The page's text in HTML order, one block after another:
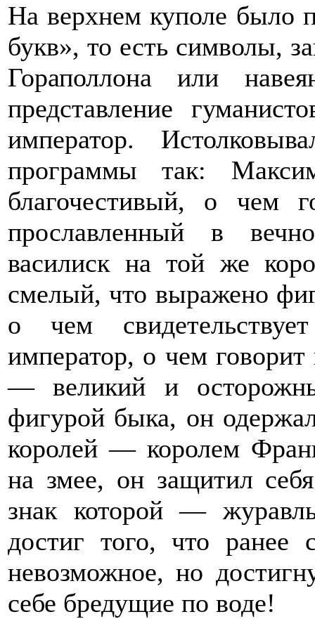
На верхнем куполе было
букв», то есть символы,
Гораполлона или
представление
император.
программы так:
благочестивый, о чем
прославленный в
василиск на той же
смелый, что выражено
о чем
император, о чем
— великий и
фигурой быка, он
королей — королем
на змее, он защитил
знак которой —
достиг того, что ранее
невозможное, но
себе бредущие по воде!